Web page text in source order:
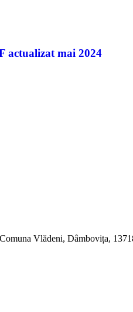
actualizat mai 2024
Vlădeni, Dâmbovița,